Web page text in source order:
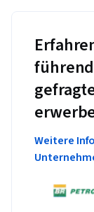
Weitere